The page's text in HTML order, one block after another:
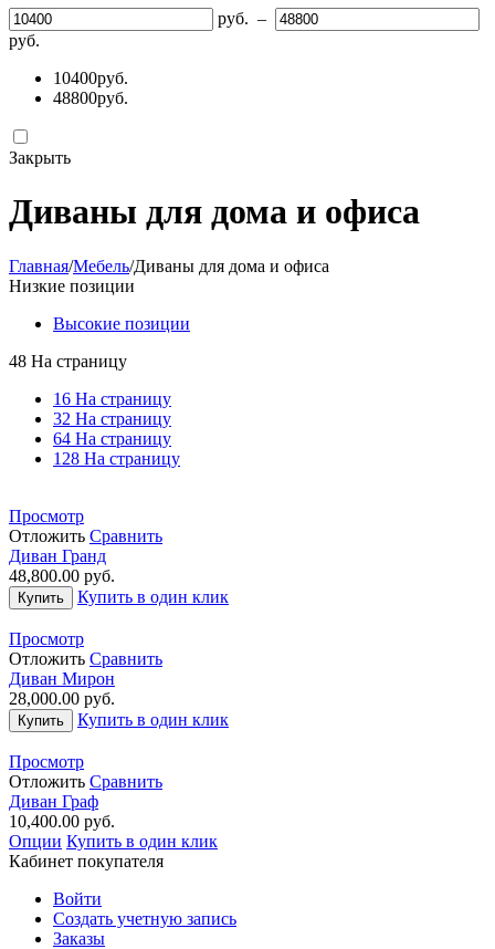
руб. –
руб.
10400руб.
48800руб.
Закрыть
Диваны для дома и офиса
Главная/Мебель/Диваны для дома и офиса
Низкие позиции
Высокие позиции
48 На страницу
16 На страницу
32 На страницу
64 На страницу
128 На страницу
Просмотр
Отложить Сравнить
Диван Гранд
48,800.00 руб.
Купить Купить в один клик
Просмотр
Отложить Сравнить
Диван Мирон
28,000.00 руб.
Купить Купить в один клик
Просмотр
Отложить Сравнить
Диван Граф
10,400.00 руб.
Опции Купить в один клик
Кабинет покупателя
Войти
Создать учетную запись
Заказы